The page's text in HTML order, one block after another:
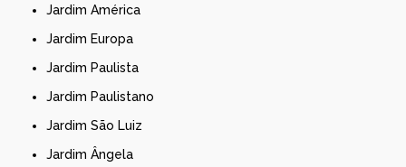
Jardim América
Jardim Europa
Jardim Paulista
Jardim Paulistano
Jardim São Luiz
Jardim Ângela